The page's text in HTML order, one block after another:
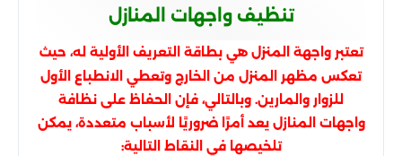
تنظيف واجهات المنازل
تعتبر واجهة المنزل هي بطاقة التعريف الأولية له، حيث
تعكس مظهر المنزل من الخارج وتعطي الانطباع الأول
للزوار والمارين. وبالتالي، فإن الحفاظ على نظافة
واجهات المنازل يعد أمرًا ضروريًا لأسباب متعددة، يمكن
تلخيصها في النقاط التالية: